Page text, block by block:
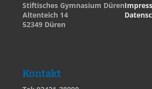
Stiftisches Gymnasium Düren
Altenteich 14
52349 Düren
Kontakt